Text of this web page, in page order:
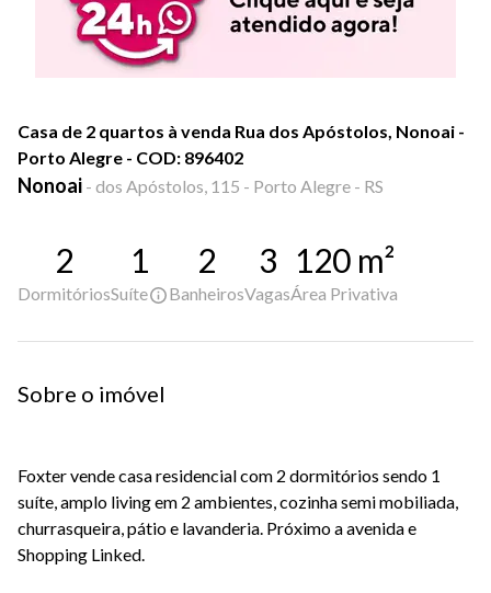
Casa de 2 quartos à venda Rua dos Apóstolos, Nonoai -
Porto Alegre - COD: 896402
Nonoai - dos Apóstolos, 115 - Porto Alegre - RS
2
Dormitórios
1
Suíte
2
Banheiros
3
Vagas
120 m²
Área Privativa
Sobre o imóvel
Foxter vende casa residencial com 2 dormitórios sendo 1
suíte, amplo living em 2 ambientes, cozinha semi mobiliada,
churrasqueira, pátio e lavanderia. Próximo a avenida e
Shopping Linked.